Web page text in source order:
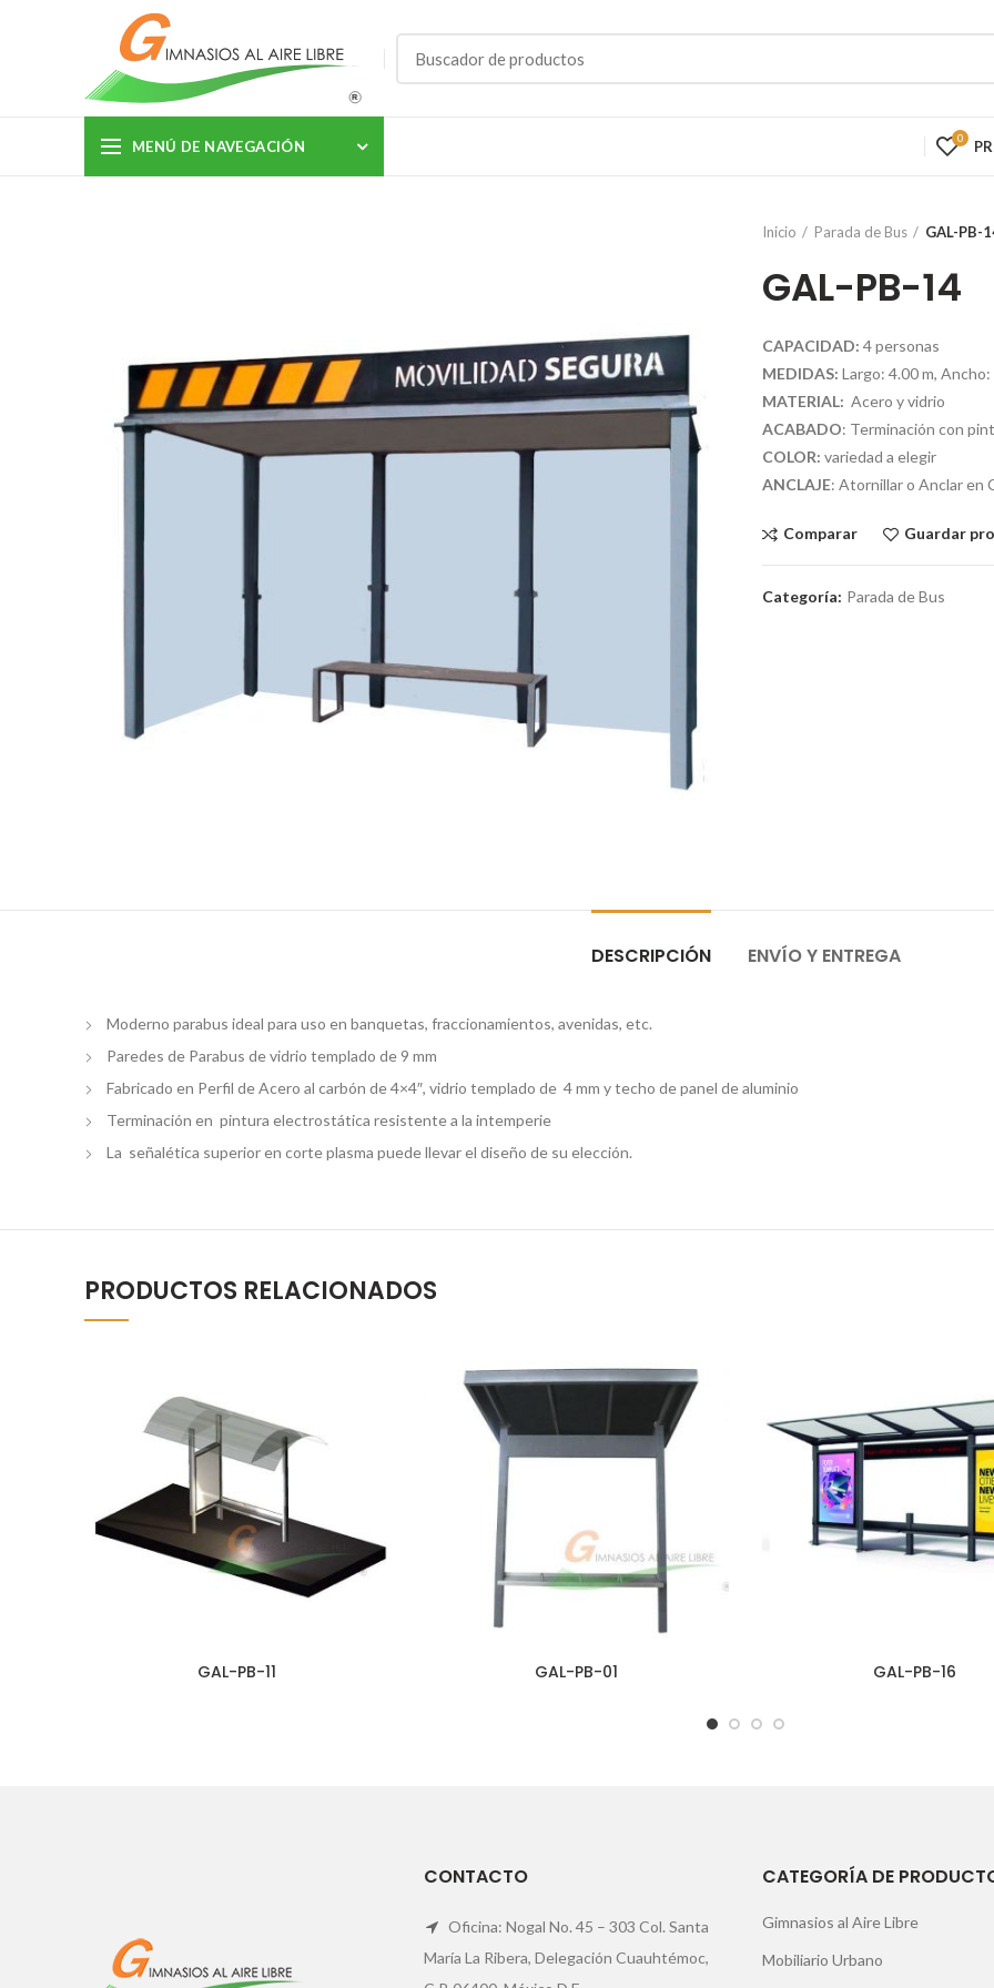
MENÚ DE NAVEGACIÓN 0
Inicio Parada de Bus GAL-PB-
GAL-PB-14
CAPACIDAD: 4 personas
MEDIDAS: Largo: 4.00 m,
MATERIAL: Acero y vidrio
ACABADO: Terminación con
COLOR: variedad a elegir
ANCLAJE: Atornillar o Anclar en
Comparar Guardar
Categoría: Parada de Bus
DESCRIPCIÓN ENVÍO Y ENTREGA
Moderno parabus ideal para uso en banquetas, fraccionamientos, avenidas, etc.
Paredes de Parabus de vidrio templado de 9 mm
Fabricado en Perfil de Acero al carbón de 4×4″, vidrio templado de 4 mm y techo de panel de aluminio
Terminación en pintura electrostática resistente a la intemperie
La señalética superior en corte plasma puede llevar el diseño de su elección.
PRODUCTOS RELACIONADOS
GAL-PB-11 GAL-PB-01 GAL-PB-16
CONTACTO
Oficina: Nogal No. 45 – 303 Col. Santa
María La Ribera, Delegación Cuauhtémoc,
CATEGORÍA DE
Gimnasios al Aire Libre
Mobiliario Urbano